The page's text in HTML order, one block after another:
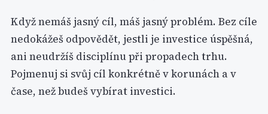
Když nemáš jasný cíl, máš jasný problém. Bez cíle
nedokážeš odpovědět, jestli je investice úspěšná,
ani neudržíš disciplínu při propadech trhu.
Pojmenuj si svůj cíl konkrétně v korunách a v
čase, než budeš vybírat investici.